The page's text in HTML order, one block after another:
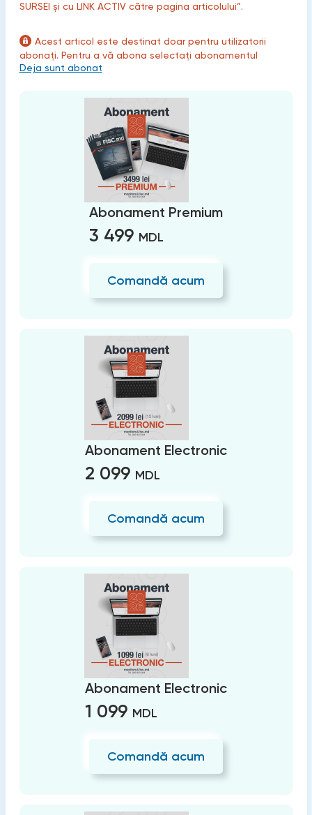
SURSEI și cu LINK ACTIV către pagina articolului”.
Acest articol este destinat doar pentru utilizatorii
abonați. Pentru a vă abona selectați abonamentul
Deja sunt abonat
Abonament Premium
3 499 MDL
Comandă acum
Abonament Electronic
2 099 MDL
Comandă acum
Abonament Electronic
1 099 MDL
Comandă acum